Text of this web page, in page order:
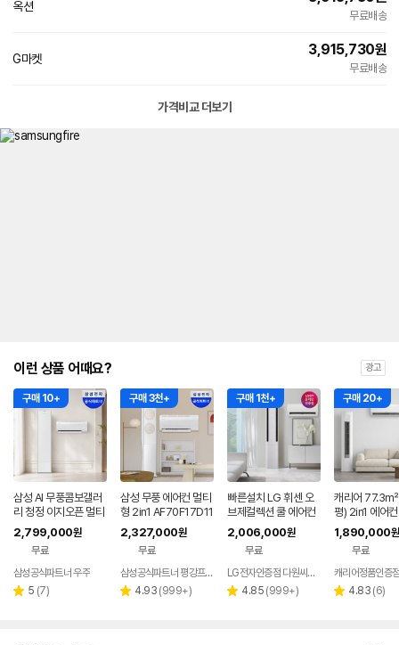
옥션
무료배송
G마켓
3,915,730원
무료배송
가격비교 더보기
이런 상품 어때요? 광고
구매 10+
삼성 AI 무풍콤보갤러
리 청정 이지오픈 멀티
형 에어컨 AF80F17D
22WRS 기본설치포
2,799,000원
무료
삼성공식파트너 우주
별 5 리
(7)
구매 3천+
삼성 무풍 에어컨 멀티
형 2in1 AF70F17D11
BRS 일반배관 전국,
기본설치비포함
2,327,000원
무료
삼성공식파트너 평강프라자
별 4.93 리
(999+)
구매 1천+
빠른설치 LG 휘센 오
브제컬렉션 쿨 에어컨
2in1 FQ17FC1EC2
기본설치포함
2,006,000원
무료
LG전자인증점 다원씨앤씨
별 4.85 리
(999+)
구매 20+
캐리어 77.3
평) 2in1 에어
B-
국기본설치 실
1,890,000원
무료
캐리어정품인증
별 4.83 리
(6)